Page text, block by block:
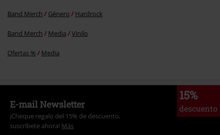
Band Merch Género Hardrock
Band Merch Media Vinilo
Ofertas % Media
15%
descuento
E-mail Newsletter
¡Cheque regalo del 15% de descuento,
suscríbete ahora! Más